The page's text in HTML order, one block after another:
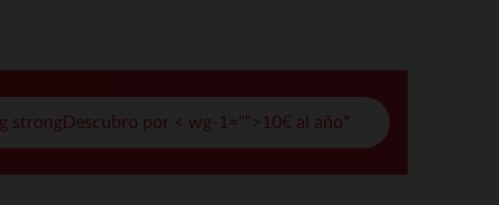
strongDescubro por < wg-1="">10€ al año*